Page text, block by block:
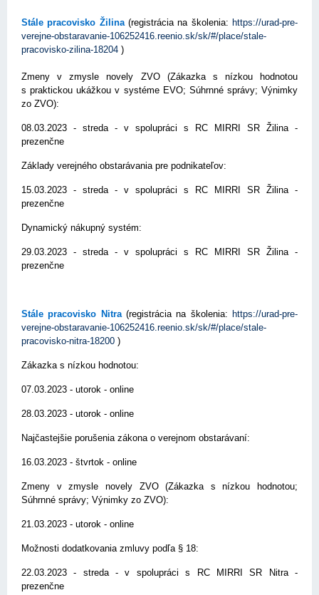
Stále pracovisko Žilina(registrácia na školenia:https://urad-pre-
verejne-obstaravanie-106252416.reenio.sk/sk/#/place/stale-
pracovisko-zilina-18204 )
Zmeny v zmysle novely ZVO (Zákazka s nízkou hodnotou
s praktickou ukážkou v systéme EVO; Súhrnné správy; Výnimky
zo ZVO):
08.03.2023 - streda - v spolupráci s RC MIRRI SR Žilina -
prezenčne
Základy verejného obstarávania pre podnikateľov:
15.03.2023 - streda - v spolupráci s RC MIRRI SR Žilina -
prezenčne
Dynamický nákupný systém:
29.03.2023 - streda - v spolupráci s RC MIRRI SR Žilina -
prezenčne
Stále pracovisko Nitra(registrácia na školenia:https://urad-pre-
verejne-obstaravanie-106252416.reenio.sk/sk/#/place/stale-
pracovisko-nitra-18200 )
Zákazka s nízkou hodnotou:
07.03.2023 - utorok - online
28.03.2023 - utorok - online
Najčastejšie porušenia zákona o verejnom obstarávaní:
16.03.2023 - štvrtok - online
Zmeny v zmysle novely ZVO (Zákazka s nízkou hodnotou;
Súhrnné správy; Výnimky zo ZVO):
21.03.2023 - utorok - online
Možnosti dodatkovania zmluvy podľa § 18:
22.03.2023 - streda - v spolupráci s RC MIRRI SR Nitra -
prezenčne